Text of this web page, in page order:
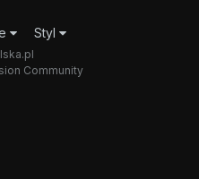
Styl
Community